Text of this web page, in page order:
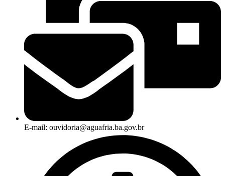
E-mail: ouvidoria@aguafria.ba.gov.br